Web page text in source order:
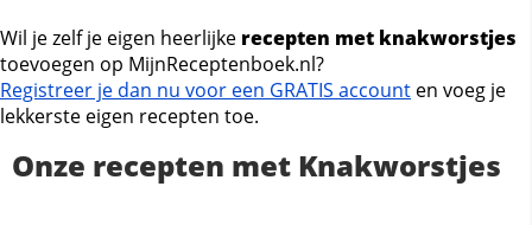
Wil je zelf je eigen heerlijke recepten met knakworstjes
toevoegen op MijnReceptenboek.nl?
Registreer je dan nu voor een GRATIS account en voeg je
lekkerste eigen recepten toe.
Onze recepten met Knakworstjes